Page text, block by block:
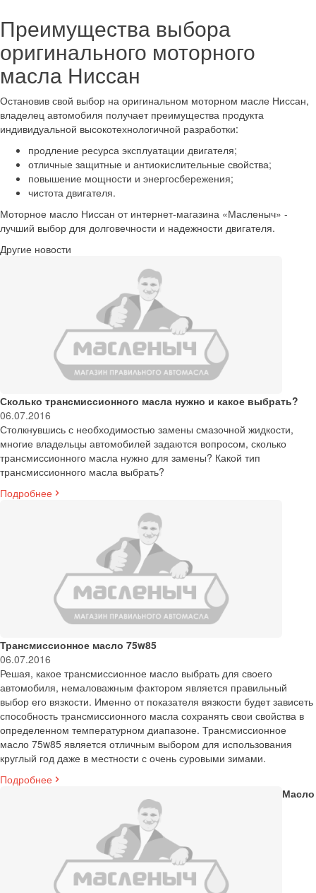
Преимущества выбора
оригинального моторного
масла Ниссан
Остановив свой выбор на оригинальном моторном масле Ниссан,
владелец автомобиля получает преимущества продукта
индивидуальной высокотехнологичной разработки:
продление ресурса эксплуатации двигателя;
отличные защитные и антиокислительные свойства;
повышение мощности и энергосбережения;
чистота двигателя.
Моторное масло Ниссан от интернет-магазина «Масленыч» -
лучший выбор для долговечности и надежности двигателя.
Другие новости
Сколько трансмиссионного масла нужно и какое выбрать?
06.07.2016
Столкнувшись с необходимостью замены смазочной жидкости,
многие владельцы автомобилей задаются вопросом, сколько
трансмиссионного масла нужно для замены? Какой тип
трансмиссионного масла выбрать?
Подробнее
Трансмиссионное масло 75w85
06.07.2016
Решая, какое трансмиссионное масло выбрать для своего
автомобиля, немаловажным фактором является правильный
выбор его вязкости. Именно от показателя вязкости будет зависеть
способность трансмиссионного масла сохранять свои свойства в
определенном температурном диапазоне. Трансмиссионное
масло 75w85 является отличным выбором для использования
круглый год даже в местности с очень суровыми зимами.
Подробнее
Масло